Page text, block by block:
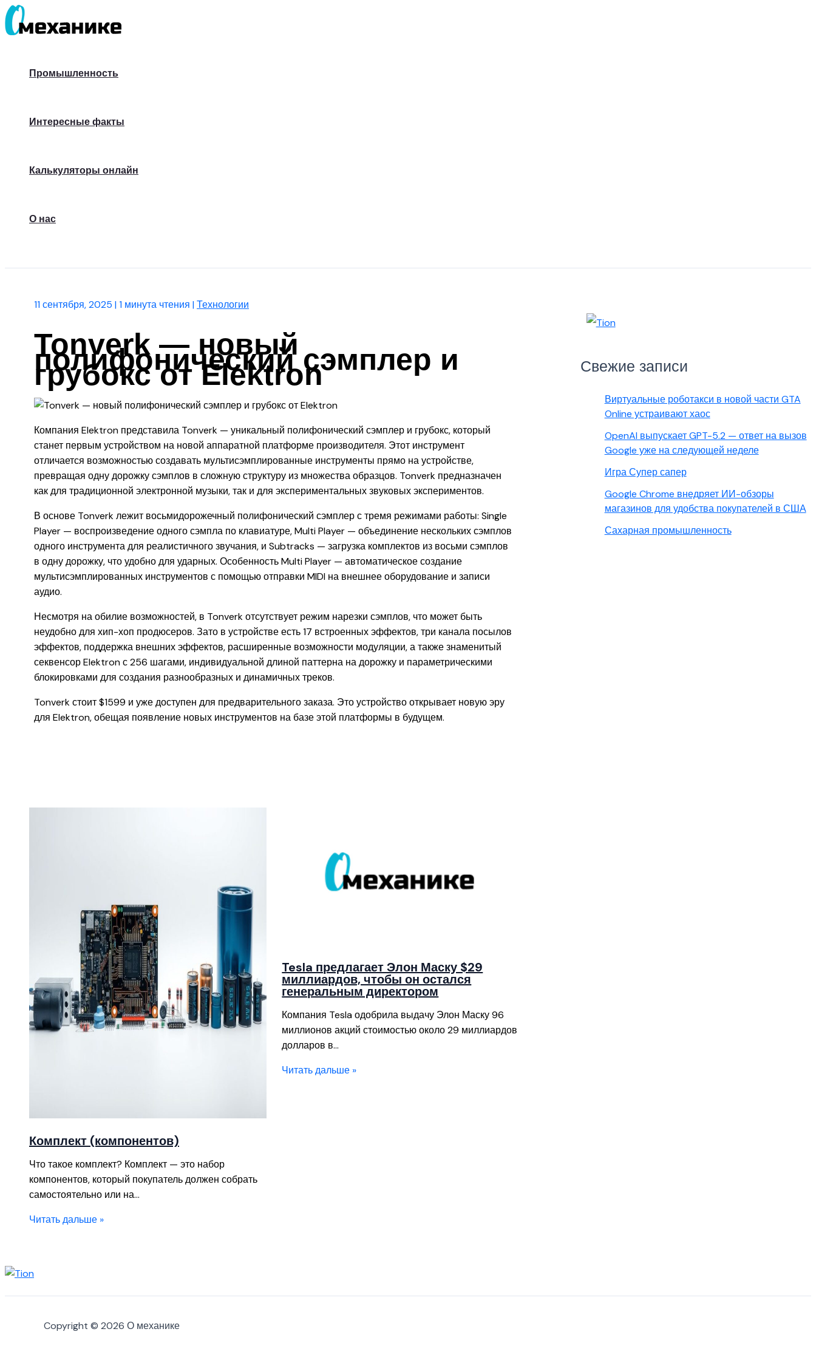
Перейти
к
Промышленность
Интересные факты
Калькуляторы онлайн
О нас
11 сентября, 2025 |1 минута чтения |Технологии
Tonverk — новый
полифонический сэмплер и
грубокс от Elektron
Компания Elektron представила Tonverk — уникальный полифонический сэмплер и грубокс, который
станет первым устройством на новой аппаратной платформе производителя. Этот инструмент
отличается возможностью создавать мультисэмплированные инструменты прямо на устройстве,
превращая одну дорожку сэмплов в сложную структуру из множества образцов. Tonverk предназначен
как для традиционной электронной музыки, так и для экспериментальных звуковых экспериментов.
В основе Tonverk лежит восьмидорожечный полифонический сэмплер с тремя режимами работы: Single
Player — воспроизведение одного сэмпла по клавиатуре, Multi Player — объединение нескольких сэмплов
одного инструмента для реалистичного звучания, и Subtracks — загрузка комплектов из восьми сэмплов
в одну дорожку, что удобно для ударных. Особенность Multi Player — автоматическое создание
мультисэмплированных инструментов с помощью отправки MIDI на внешнее оборудование и записи
аудио.
Несмотря на обилие возможностей, в Tonverk отсутствует режим нарезки сэмплов, что может быть
неудобно для хип-хоп продюсеров. Зато в устройстве есть 17 встроенных эффектов, три канала посылов
эффектов, поддержка внешних эффектов, расширенные возможности модуляции, а также знаменитый
секвенсор Elektron с 256 шагами, индивидуальной длиной паттерна на дорожку и параметрическими
блокировками для создания разнообразных и динамичных треков.
Tonverk стоит $1599 и уже доступен для предварительного заказа. Это устройство открывает новую эру
для Elektron, обещая появление новых инструментов на базе этой платформы в будущем.
Комплект (компонентов)
Что такое комплект? Комплект — это набор
компонентов, который покупатель должен собрать
самостоятельно или на…
Читать дальше »
Tesla предлагает Элон Маску $29
миллиардов, чтобы он остался
генеральным директором
Компания Tesla одобрила выдачу Элон Маску 96
миллионов акций стоимостью около 29 миллиардов
долларов в…
Читать дальше »
Свежие записи
Виртуальные роботакси в новой части GTA
Online устраивают хаос
OpenAI выпускает GPT-5.2 — ответ на вызов
Google уже на следующей неделе
Игра Супер сапер
Google Chrome внедряет ИИ-обзоры
магазинов для удобства покупателей в США
Сахарная промышленность
Copyright © 2026 О механике